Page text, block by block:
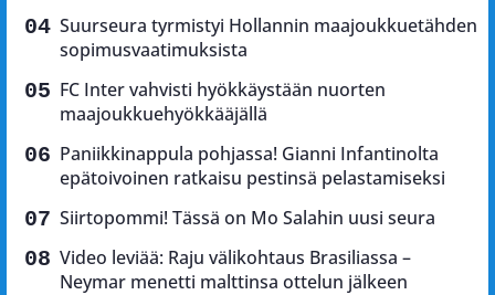
Suurseura tyrmistyi Hollannin maajoukkuetähden
sopimusvaatimuksista
FC Inter vahvisti hyökkäystään nuorten
maajoukkuehyökkääjällä
Paniikkinappula pohjassa! Gianni Infantinolta
epätoivoinen ratkaisu pestinsä pelastamiseksi
Siirtopommi! Tässä on Mo Salahin uusi seura
Video leviää: Raju välikohtaus Brasiliassa –
Neymar menetti malttinsa ottelun jälkeen